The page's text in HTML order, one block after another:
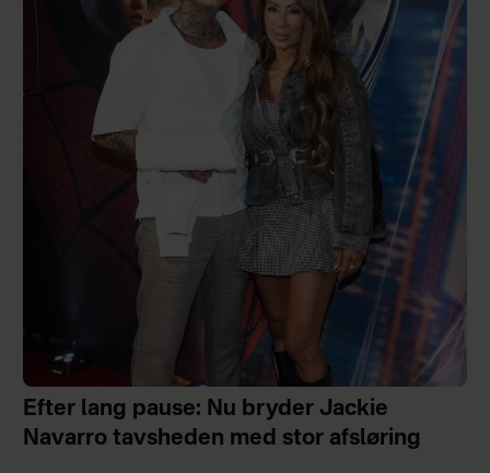
Efter lang pause: Nu bryder Jackie
Navarro tavsheden med stor afsløring